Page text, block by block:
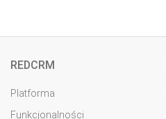
REDCRM
Platforma
Funkcjonalności